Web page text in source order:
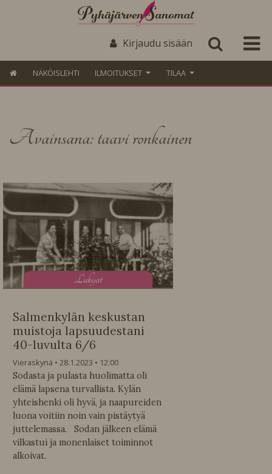
Kirjaudu sisään
NÄKÖISLEHTI ILMOITUKSET TILAA
Avainsana: taavi ronkainen
Lukijat
Salmenkylän keskustan
muistoja lapsuudestani
40-luvulta 6/6
Vieraskynä 28.1.2023
12:00
Sodasta ja pulasta huolimatta oli
elämä lapsena turvallista. Kylän
yhteishenki oli hyvä, ja naapureiden
luona voitiin noin vain pistäytyä
juttelemassa. Sodan jälkeen elämä
vilkastui ja monenlaiset toiminnot
alkoivat.